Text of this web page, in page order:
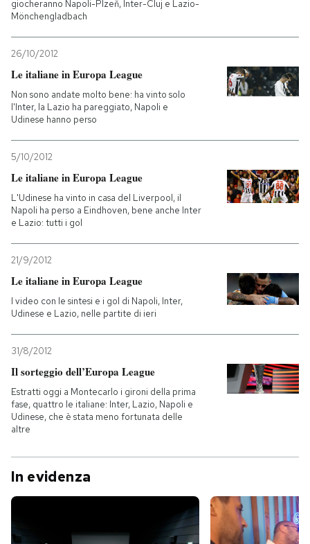
giocheranno Napoli-Plzeň, Inter-Cluj e Lazio-
Mönchengladbach
26/10/2012
Le italiane in Europa League
Non sono andate molto bene: ha vinto solo
l'Inter, la Lazio ha pareggiato, Napoli e
Udinese hanno perso
5/10/2012
Le italiane in Europa League
L'Udinese ha vinto in casa del Liverpool, il
Napoli ha perso a Eindhoven, bene anche Inter
e Lazio: tutti i gol
21/9/2012
Le italiane in Europa League
I video con le sintesi e i gol di Napoli, Inter,
Udinese e Lazio, nelle partite di ieri
31/8/2012
Il sorteggio dell’Europa League
Estratti oggi a Montecarlo i gironi della prima
fase, quattro le italiane: Inter, Lazio, Napoli e
Udinese, che è stata meno fortunata delle
altre
In evidenza